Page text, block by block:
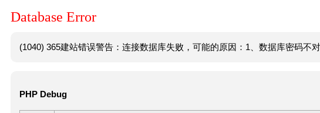
Database Error
(1040) 365建站错误警告：连接数据库失败，可能的原因：1、数据库密码不
PHP Debug